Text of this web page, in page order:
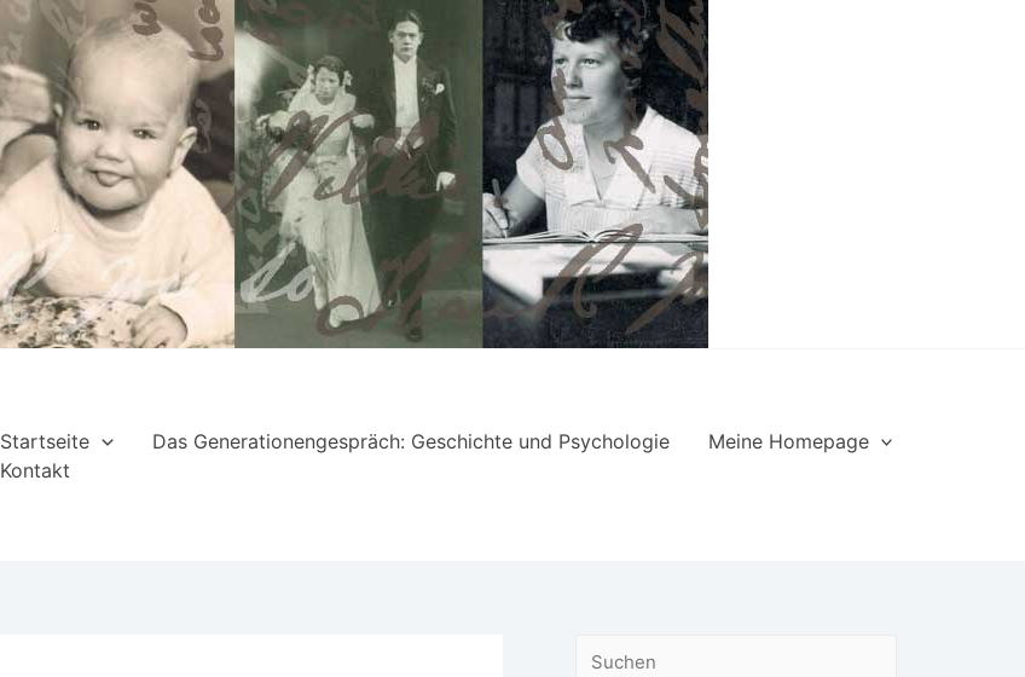
Startseite Das Generationengespräch: Geschichte und Psychologie
Meine Homepage
Kontakt